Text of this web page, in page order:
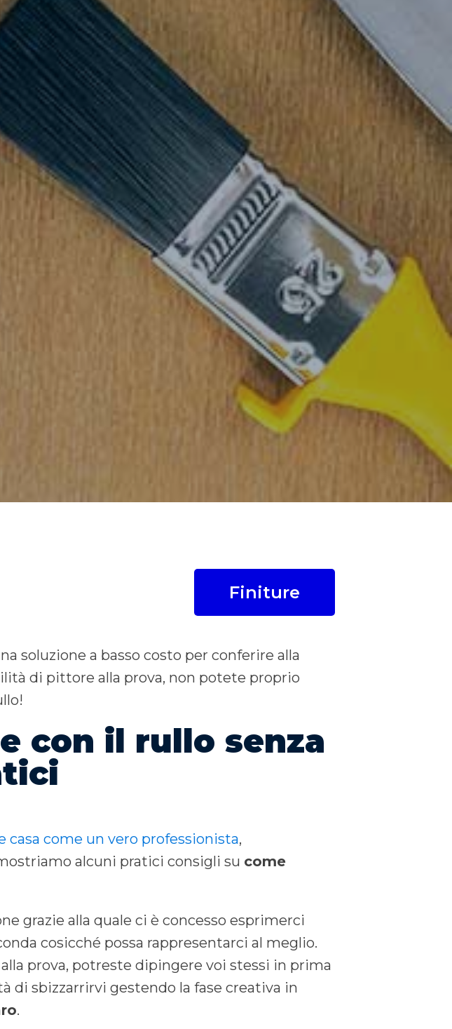
Finiture
soluzione a basso costo per conferire alla
di pittore alla prova, non potete proprio
con il rullo senza
casa come un vero professionista,
alcuni pratici consigli su come
grazie alla quale ci è concesso esprimerci
cosicché possa rappresentarci al meglio.
prova, potreste dipingere voi stessi in prima
di sbizzarrirvi gestendo la fase creativa in
.